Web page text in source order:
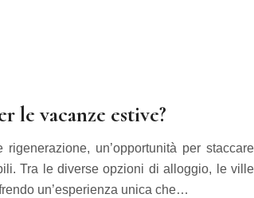
le vacanze estive?
un’opportunità per staccare
Tra le diverse opzioni di alloggio, le ville
un’esperienza unica che…